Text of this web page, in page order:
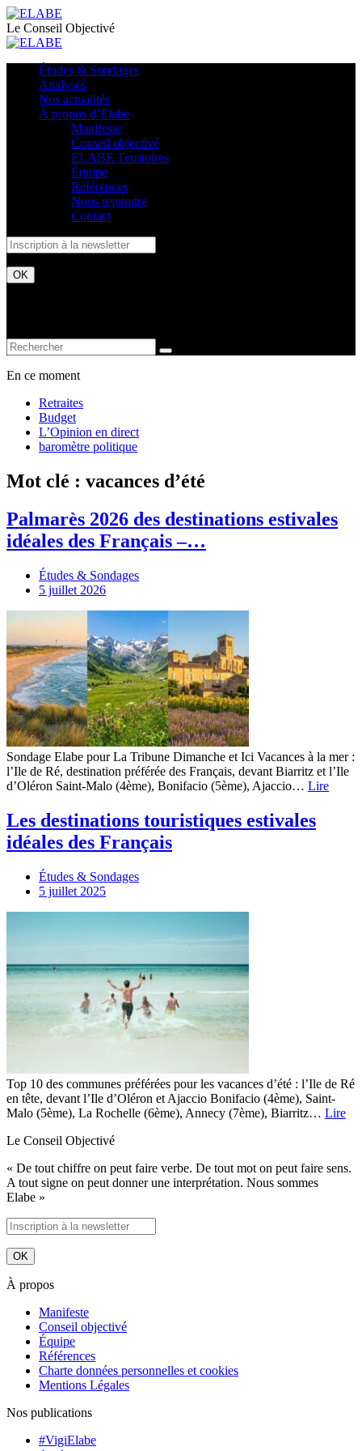
Le Conseil Objectivé
Études & Sondages
Analyses
Nos actualités
À propos d’Elabe
Manifeste
Conseil objectivé
ELABE Territoires
Équipe
Références
Nous rejoindre
Contact
En ce moment
Retraites
Budget
L’Opinion en direct
baromètre politique
Mot clé : vacances d’été
Palmarès 2026 des destinations estivales
idéales des Français –…
Études & Sondages
5 juillet 2026
Sondage Elabe pour La Tribune Dimanche et Ici Vacances à la mer :
l’Ile de Ré, destination préférée des Français, devant Biarritz et l’Ile
d’Oléron Saint-Malo (4ème), Bonifacio (5ème), Ajaccio… Lire
Les destinations touristiques estivales
idéales des Français
Études & Sondages
5 juillet 2025
Top 10 des communes préférées pour les vacances d’été : l’Ile de Ré
en tête, devant l’Ile d’Oléron et Ajaccio Bonifacio (4ème), Saint-
Malo (5ème), La Rochelle (6ème), Annecy (7ème), Biarritz… Lire
Le Conseil Objectivé
« De tout chiffre on peut faire verbe. De tout mot on peut faire sens.
A tout signe on peut donner une interprétation. Nous sommes
Elabe »
À propos
Manifeste
Conseil objectivé
Équipe
Références
Charte données personnelles et cookies
Mentions Légales
Nos publications
#VigiElabe